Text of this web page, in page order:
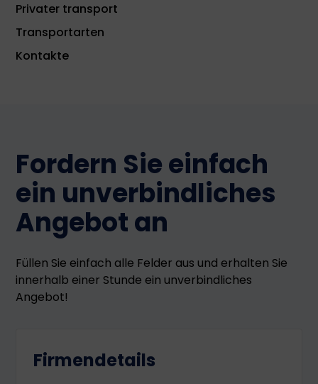
Privater transport
Transportarten
Kontakte
Fordern Sie einfach
ein unverbindliches
Angebot an
Füllen Sie einfach alle Felder aus und erhalten Sie
innerhalb einer Stunde ein unverbindliches
Angebot!
Firmendetails